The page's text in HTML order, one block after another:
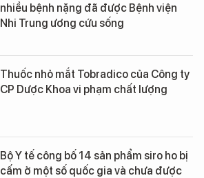
nhiều bệnh nặng đã được Bệnh viện
Nhi Trung ương cứu sống
Thuốc nhỏ mắt Tobradico của Công ty
CP Dược Khoa vi phạm chất lượng
Bộ Y tế công bố 14 sản phẩm siro ho bị
cấm ở một số quốc gia và chưa được